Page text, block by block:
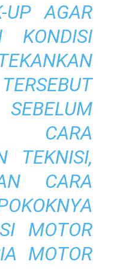
UP AGAR
KONDISI
CARA
TEKNISI,
CARA
MOTOR
MOTOR